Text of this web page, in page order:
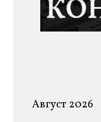
Август 2026